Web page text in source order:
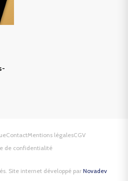
Site internet développé par Novadev
ContactMentions légalesCGV
de confidentialité